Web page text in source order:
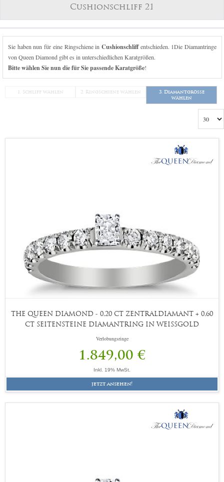
Cushionschliff 21
Sie haben nun für eine Ringschiene in Cushionschliffentschieden. 1Die Diamantringe
von Queen Diamond gibt es in unterschiedlichen Karatgrößen.
Bitte wählen Sie nun die für Sie passende Karatgröße!
1. Schliff wählen 2. Ringschiene wählen
3. Diamantgröße
wählen
THE QUEEN DIAMOND - 0,20 CT ZENTRALDIAMANT + 0,60
CT SEITENSTEINE DIAMANTRING IN WEISSGOLD
Verlobungsringe
1.849,00 €
Inkl. 19% MwSt.
jetzt ansehen!